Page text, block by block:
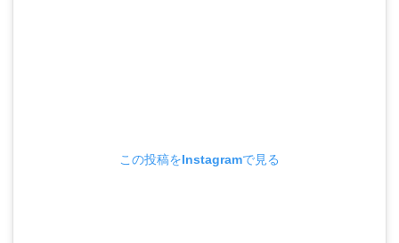
この投稿をInstagramで見る